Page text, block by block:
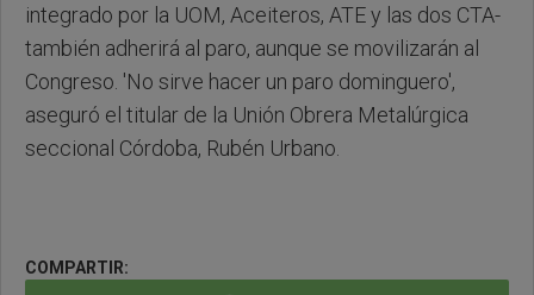
integrado por la UOM, Aceiteros, ATE y las dos CTA-
también adherirá al paro, aunque se movilizarán al
Congreso. 'No sirve hacer un paro dominguero',
aseguró el titular de la Unión Obrera Metalúrgica
seccional Córdoba, Rubén Urbano.
COMPARTIR: